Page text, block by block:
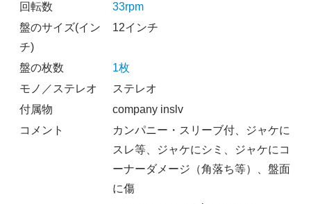
回転数
33rpm
盤のサイズ(イン
チ)
12インチ
盤の枚数
1枚
モノ／ステレオ
ステレオ
付属物
company inslv
コメント
カンパニー・スリーブ付、ジャケに
スレ等、ジャケにシミ、ジャケにコ
ーナーダメージ（角落ち等）、盤面
に傷